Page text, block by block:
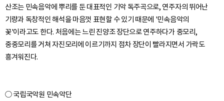
산조는 민속음악에 뿌리를 둔 대표적인 기악 독주곡으로, 연주자의 뛰어난
기량과 독창적인 해석을 마음껏 표현할 수 있기 때문에 '민속음악의
꽃'이라고도 한다. 처음에는 느린 진양조 장단으로 연주하다가 중모리,
중중모리를 거쳐 자진모리에 이르기까지 점차 장단이 빨라지면서 가락도
○ 국립국악원 민속악단